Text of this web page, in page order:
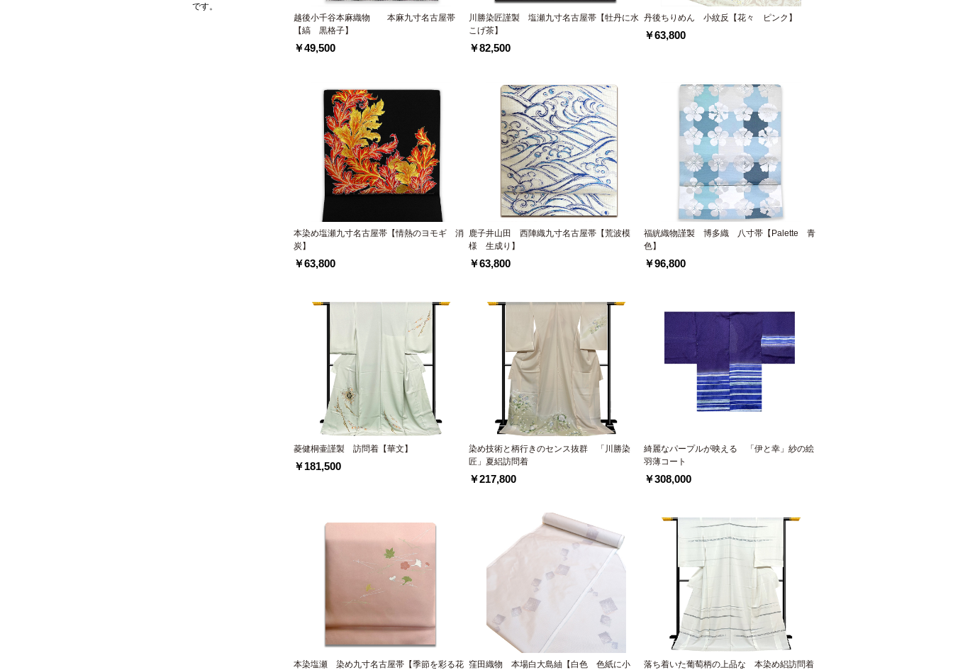
です。
越後小千谷本麻織物 本麻九寸名古屋帯
【縞 黒格子】
￥49,500
川勝染匠謹製 塩瀬九寸名古屋帯【牡丹に水
こげ茶】
￥82,500
丹後ちりめん 小紋反【花々 ピンク】
￥63,800
本染め塩瀬九寸名古屋帯【情熱のヨモギ 消
炭】
￥63,800
鹿子井山田 西陣織九寸名古屋帯【荒波模
様 生成り】
￥63,800
福絖織物謹製 博多織 八寸帯【Palette 青
色】
￥96,800
菱健桐壷謹製 訪問着【華文】
￥181,500
染め技術と柄行きのセンス抜群 「川勝染
匠」夏絽訪問着
￥217,800
綺麗なパープルが映える 「伊と幸」紗の絵
羽薄コート
￥308,000
本染塩瀬 染め九寸名古屋帯【季節を彩る花 窪田織物 本場白大島紬【白色 色紙に小
落ち着いた葡萄柄の上品な 本染め絽訪問着